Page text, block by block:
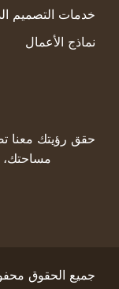
خدمات التصميم
نماذج الأعمال
حقق رؤيتك معنا